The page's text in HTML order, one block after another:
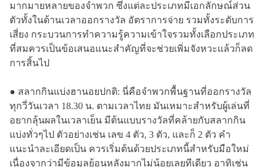
มากมายหลายของจำพวก ซึ่งแต่ละประเภทมีเอกลักษณ์ส่วน
ตัวทั้งในด้านเวลาออกรางวัล อัตราการจ่าย รวมทั้งระดับการ
เสี่ยง กระบวนการทำความรู้ความเข้าใจรวมทั้งเลือกประเภท
ที่สมควรเป็นข้อเสนอแนะสำคัญที่จะช่วยเพิ่มจังหวะแล้วก็ลด
การสิ้นไป
● สลากกินแบ่งฮานอยปกติ: นี่คือจำพวกพื้นฐานที่ออกรางวัล
ทุกวี่วันเวลา 18.30 น. ตามเวลาไทย มันเหมาะสำหรับผู้เล่นที่
อยากลุ้นผลในเวลาเย็น มีต้นแบบรางวัลที่คล้ายกับสลากกิน
แบ่งทั่วๆไป ตัวอย่างเช่น เลข 4 ตัว, 3 ตัว, และก็ 2 ตัว คำ
แนะนำละเอียดเป็น ควรเริ่มต้นด้วยประเภทนี้สำหรับมือใหม่
เนื่องจากว่ามีข้อมูลย้อนหลังมากไม่น้อยเลยทีเดียว อาทิเช่น